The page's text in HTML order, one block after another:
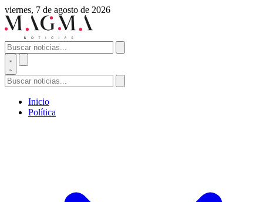
viernes, 7 de agosto de 2026
Inicio
Política